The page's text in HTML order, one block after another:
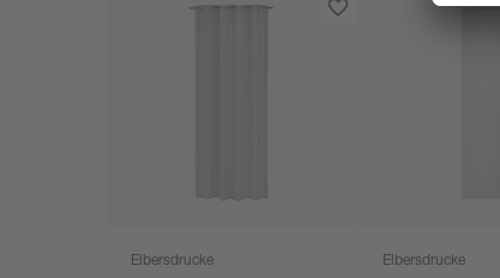
Elbersdrucke Elbersdrucke